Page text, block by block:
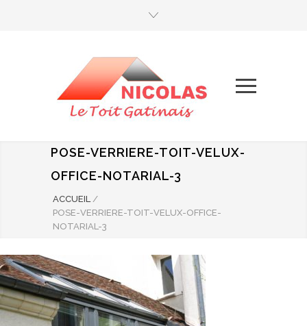
POSE-VERRIERE-TOIT-VELUX-
OFFICE-NOTARIAL-3
ACCUEIL /
POSE-VERRIERE-TOIT-VELUX-OFFICE-
NOTARIAL-3